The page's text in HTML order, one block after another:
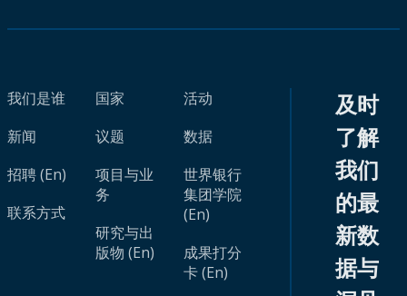
我们是谁
新闻
招聘 (En)
联系方式
国家
议题
项目与业
务
研究与出
版物 (En)
活动
数据
世界银行
集团学院
(En)
成果打分
卡 (En)
及时
了解
我们
的最
新数
据与